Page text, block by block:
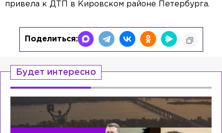
привела к ДТП в Кировском районе Петербурга.
Поделиться:
Будет интересно